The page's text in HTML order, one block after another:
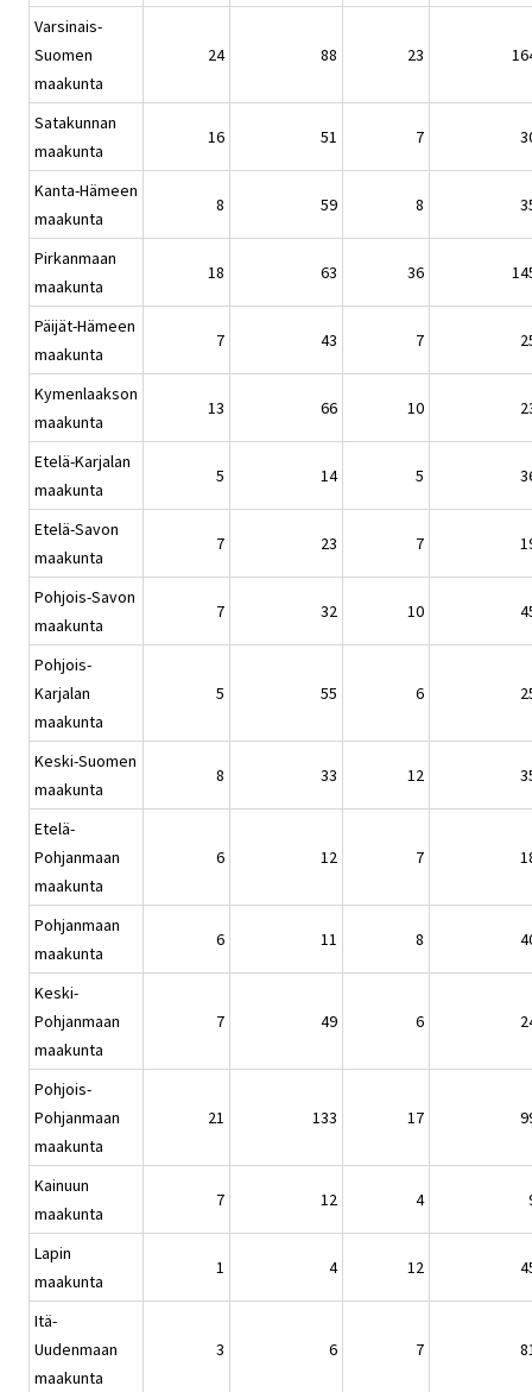
Varsinais-
Suomen
maakunta
24 88 23
Satakunnan
maakunta
16 51 7
Kanta-Hämeen
maakunta
8 59 8
Pirkanmaan
maakunta
18 63 36
Päijät-Hämeen
maakunta
7 43 7
Kymenlaakson
maakunta
13 66 10
Etelä-Karjalan
maakunta
5 14 5
Etelä-Savon
maakunta
7 23 7
Pohjois-Savon
maakunta
7 32 10
Pohjois-
Karjalan
maakunta
5 55 6
Keski-Suomen
maakunta
8 33 12
Etelä-
Pohjanmaan
maakunta
6 12 7
Pohjanmaan
maakunta
6 11 8
Keski-
Pohjanmaan
maakunta
7 49 6
Pohjois-
Pohjanmaan
maakunta
21 133 17
Kainuun
maakunta
7 12 4
Lapin
maakunta
1 4 12
Itä-
Uudenmaan
maakunta
3 6 7